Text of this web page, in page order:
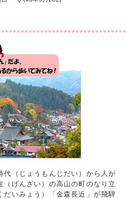
代（じょうもんじだい）から人が
（げんざい）の高山の町のなり立
だいみょう）「金森長近」が飛騨